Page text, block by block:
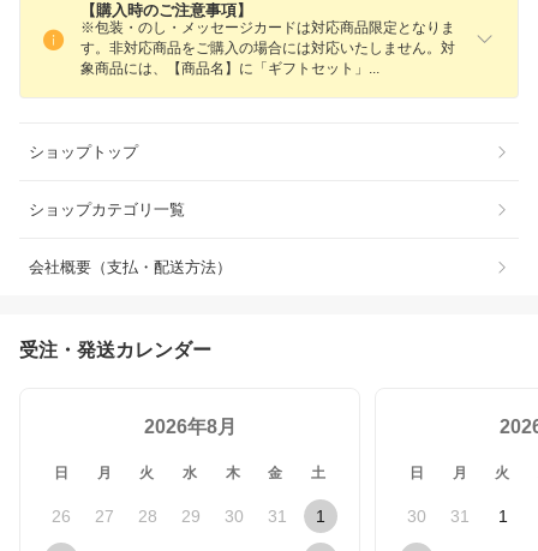
【購入時のご注意事項】
※包装・のし・メッセージカードは対応商品限定となりま
す。非対応商品をご購入の場合には対応いたしません。対
象商品には、【商品名】に「ギフトセット 」
ショップトップ
ショップカテゴリ一覧
会社概要（支払・配送方法）
受注・発送カレンダー
2026年8月
日 月 火 水 木 金 土
26 27 28 29 30 31 1
日 月 火
30 31 1